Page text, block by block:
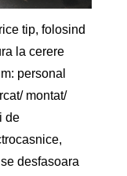
tip, folosind
la cerere
personal
montat/
de
desfasoara